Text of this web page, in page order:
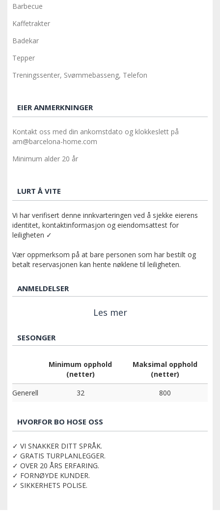
Barbecue
Kaffetrakter
Badekar
Tepper
Treningssenter, Svømmebasseng, Telefon
EIER ANMERKNINGER
Kontakt oss med din ankomstdato og klokkeslett på
am@barcelona-home.com
Minimum alder 20 år
LURT Å VITE
Vi har verifisert denne innkvarteringen ved å sjekke eierens
identitet, kontaktinformasjon og eiendomsattest for
leiligheten ✓
Vær oppmerksom på at bare personen som har bestilt og
betalt reservasjonen kan hente nøklene til leiligheten.
ANMELDELSER
Les mer
SESONGER
Minimum opphold
(netter)
Maksimal opphold
(netter)
Generell
32 800
HVORFOR BO HOSE OSS
✓ VI SNAKKER DITT SPRÅK.
✓ GRATIS TURPLANLEGGER.
✓ OVER 20 ÅRS ERFARING.
✓ FORNØYDE KUNDER.
✓ SIKKERHETS POLISE.